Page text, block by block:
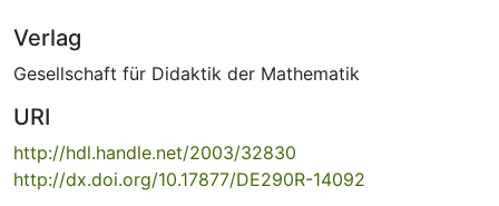
Verlag
Gesellschaft für Didaktik der Mathematik
URI
http://hdl.handle.net/2003/32830
http://dx.doi.org/10.17877/DE290R-14092